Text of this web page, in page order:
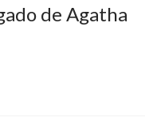
de Agatha